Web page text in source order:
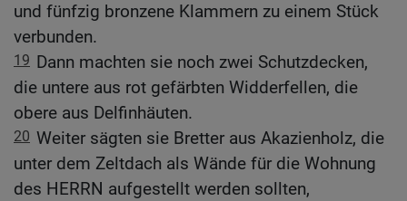
und fünfzig bronzene Klammern zu einem Stück
verbunden.
19 Dann machten sie noch zwei Schutzdecken,
die untere aus rot gefärbten Widderfellen, die
obere aus Delfinhäuten.
20 Weiter sägten sie Bretter aus Akazienholz, die
unter dem Zeltdach als Wände für die Wohnung
des HERRN aufgestellt werden sollten,